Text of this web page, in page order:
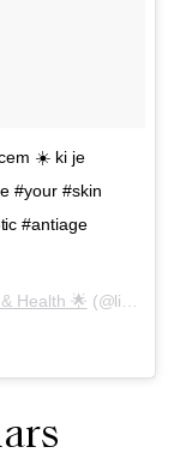
☀️ ki je
#your #skin
#antiage
Health 🌟 (@lia_studio_) op